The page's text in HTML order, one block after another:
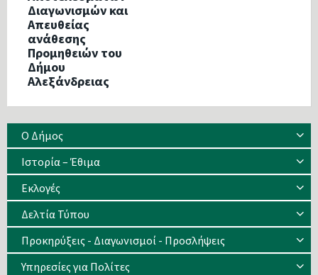
Διαγωνισμών και
Απευθείας
ανάθεσης
Προμηθειών του
Δήμου
Αλεξάνδρειας
Ο Δήμος
Ιστορία – Έθιμα
Eκλογές
Δελτία Τύπου
Προκηρύξεις - Διαγωνισμοί - Προσλήψεις
Υπηρεσίες για Πολίτες